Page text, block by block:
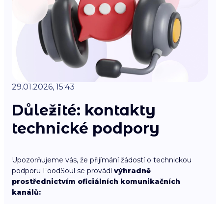
29.01.2026, 15:43
Důležité: kontakty
technické podpory
Upozorňujeme vás, že přijímání žádostí o technickou
podporu FoodSoul se provádívýhradně
prostřednictvím oficiálních komunikačních
kanálů: